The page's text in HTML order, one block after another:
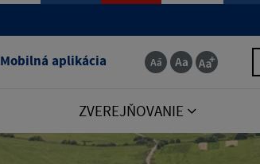
Mobilná aplikácia
ZVEREJŇOVANIE